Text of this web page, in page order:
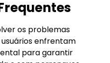
os problemas
enfrentam
para garantir